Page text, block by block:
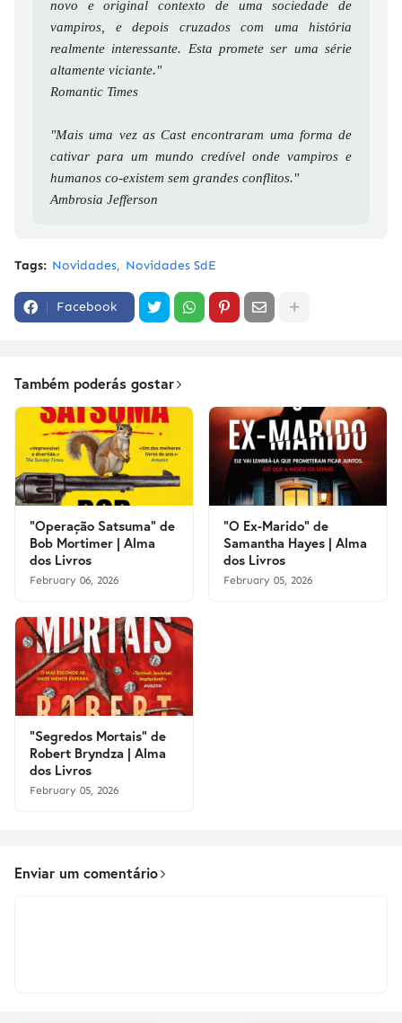
novo e original contexto de uma sociedade de
vampiros, e depois cruzados com uma história
realmente interessante. Esta promete ser uma série
altamente viciante."
Romantic Times
"Mais uma vez as Cast encontraram uma forma de
cativar para um mundo credível onde vampiros e
humanos co-existem sem grandes conflitos."
Ambrosia Jefferson
Tags: Novidades Novidades SdE
Facebook
Também poderás gostar
"Operação Satsuma" de
Bob Mortimer | Alma
dos Livros
February 06, 2026
"O Ex-Marido" de
Samantha Hayes | Alma
dos Livros
February 05, 2026
"Segredos Mortais" de
Robert Bryndza | Alma
dos Livros
February 05, 2026
Enviar um comentário